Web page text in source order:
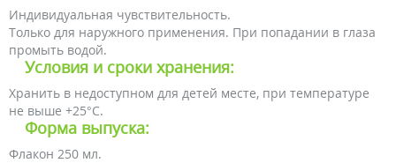
Индивидуальная чувствительность.
Только для наружного применения. При попадании в глаза
промыть водой.
Условия и сроки хранения:
Хранить в недоступном для детей месте, при температуре
не выше +25°С.
Форма выпуска:
Флакон 250 мл.